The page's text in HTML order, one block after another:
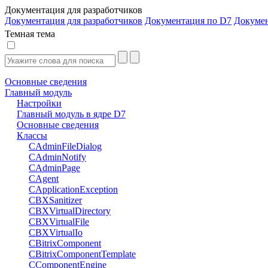
Документация для разработчиков
Документация для разработчиков Документация по D7
Темная тема
Основные сведения
Главный модуль
Настройки
Главный модуль в ядре D7
Основные сведения
Классы
CAdminFileDialog
CAdminNotify
CAdminPage
CAgent
CApplicationException
CBXSanitizer
CBXVirtualDirectory
CBXVirtualFile
CBXVirtualIo
CBitrixComponent
CBitrixComponentTemplate
CComponentEngine